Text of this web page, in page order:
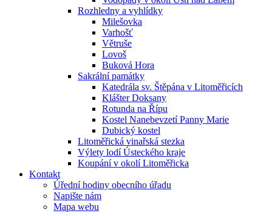
Rozhledny a vyhlídky
Milešovka
Varhošť
Větruše
Lovoš
Buková Hora
Sakrální památky
Katedrála sv. Štěpána v Litoměřicích
Klášter Doksany
Rotunda na Řípu
Kostel Nanebevzetí Panny Marie
Dubický kostel
Litoměřická vinařská stezka
Výlety lodí Ústeckého kraje
Koupání v okolí Litoměřicka
Kontakt
Úřední hodiny obecního úřadu
Napište nám
Mapa webu